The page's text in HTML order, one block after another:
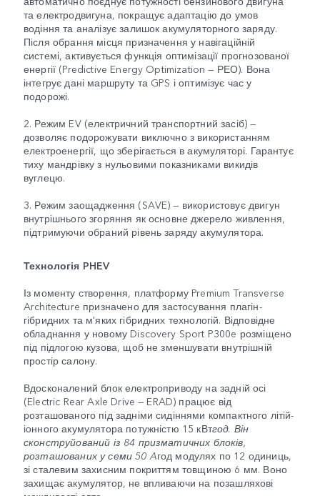
та електродвигуна, покращує адаптацію до умов
водіння та аналізує залишок акумуляторного заряду.
Після обрання місця призначення у навігаційній
системі, активується функція оптимізації прогнозованої
енергії (Predictive Energy Optimization — РЕО). Вона
інтегрує дані маршруту та GPS і оптимізує час у
подорожі.
2. Режим EV (електричний транспортний засіб) —
дозволяє подорожувати виключно з використанням
електроенергії, що зберігається в акумуляторі. Гарантує
тиху мандрівку з нульовими показниками викидів
вуглецю.
3. Режим заощадження (SAVE) — використовує двигун
внутрішнього згоряння як основне джерело живлення,
підтримуючи обраний рівень заряду акумулятора.
Технологія PHEV
Із моменту створення, платформу Premium Transverse
Architecture призначено для застосування плагін-
гібридних та м'яких гібридних технологій. Відповідне
обладнання у новому Discovery Sport P300e розміщено
під підлогою кузова, щоб не зменшувати внутрішній
простір салону.
Вдосконалений блок електроприводу на задній осі
(Electric Rear Axle Drive — ERAD) працює від
розташованого під задніми сидіннями компактного літій-
іонного акумулятора потужністю 15 кВтгод. Він
сконструйований із 84 призматичних блоків,
розташованих у семи 50 Aгод модулях по 12 одиниць,
зі сталевим захисним покриттям товщиною 6 мм. Воно
захищає акумулятор, не впливаючи на позашляхові